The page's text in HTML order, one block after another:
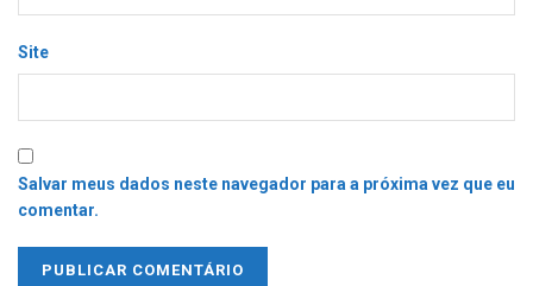
Site
Salvar meus dados neste navegador para a próxima vez que eu
comentar.